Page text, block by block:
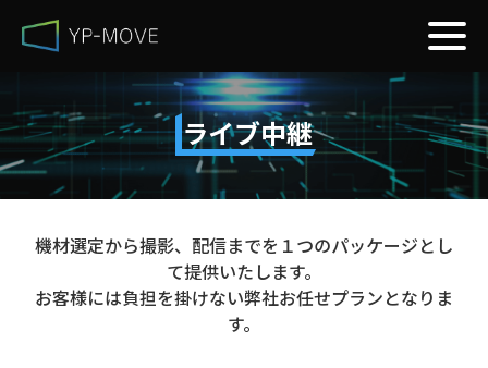
ライブ中継
機材選定から撮影、配信までを１つのパッケージとし
て提供いたします。
お客様には負担を掛けない弊社お任せプランとなりま
す。